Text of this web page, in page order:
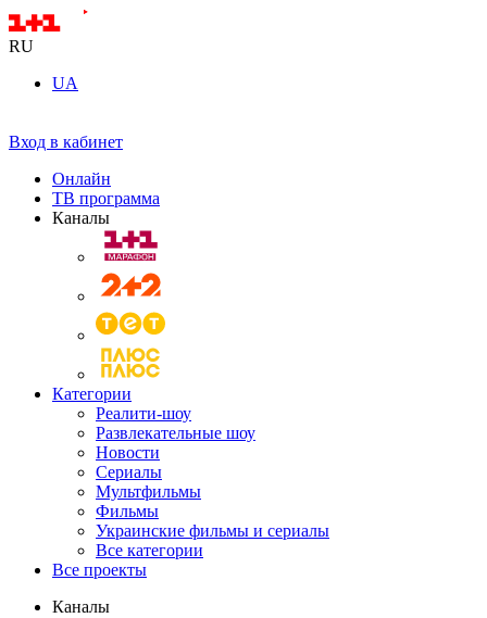
RU
UA
Вход в кабинет
Онлайн
ТВ программа
Каналы
Категории
Реалити-шоу
Развлекательные шоу
Новости
Сериалы
Мультфильмы
Фильмы
Украинские фильмы и сериалы
Все категории
Все проекты
Каналы